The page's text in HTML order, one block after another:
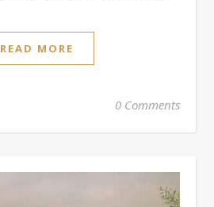
READ MORE
0 Comments